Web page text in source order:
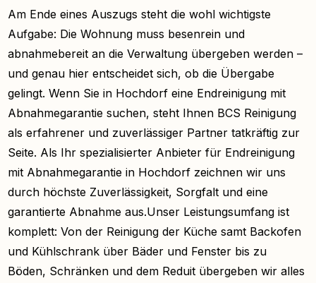
Am Ende eines Auszugs steht die wohl wichtigste
Aufgabe: Die Wohnung muss besenrein und
abnahmebereit an die Verwaltung übergeben werden –
und genau hier entscheidet sich, ob die Übergabe
gelingt. Wenn Sie in Hochdorf eine Endreinigung mit
Abnahmegarantie suchen, steht Ihnen BCS Reinigung
als erfahrener und zuverlässiger Partner tatkräftig zur
Seite. Als Ihr spezialisierter Anbieter für Endreinigung
mit Abnahmegarantie in Hochdorf zeichnen wir uns
durch höchste Zuverlässigkeit, Sorgfalt und eine
garantierte Abnahme aus.Unser Leistungsumfang ist
komplett: Von der Reinigung der Küche samt Backofen
und Kühlschrank über Bäder und Fenster bis zu
Böden, Schränken und dem Reduit übergeben wir alles